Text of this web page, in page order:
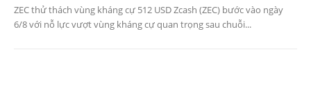
ZEC thử thách vùng kháng cự 512 USD Zcash (ZEC) bước vào ngày
6/8 với nỗ lực vượt vùng kháng cự quan trọng sau chuỗi...